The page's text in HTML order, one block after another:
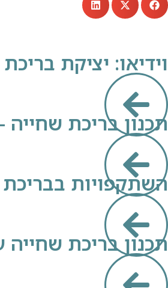
וידיאו: יציקת
תכנון בריכת שחייה
השתקפויות
תכנון בריכת